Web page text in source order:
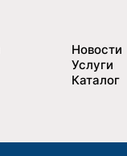
Новости
Услуги
Каталог